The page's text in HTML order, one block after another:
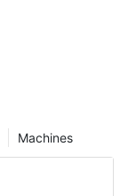
Machines